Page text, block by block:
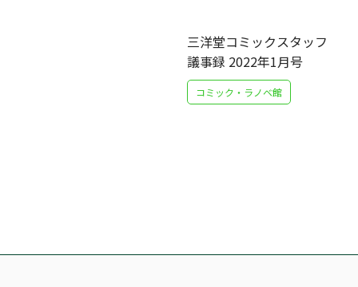
三洋堂コミックスタッフ
議事録 2022年1月号
コミック・ラノベ館